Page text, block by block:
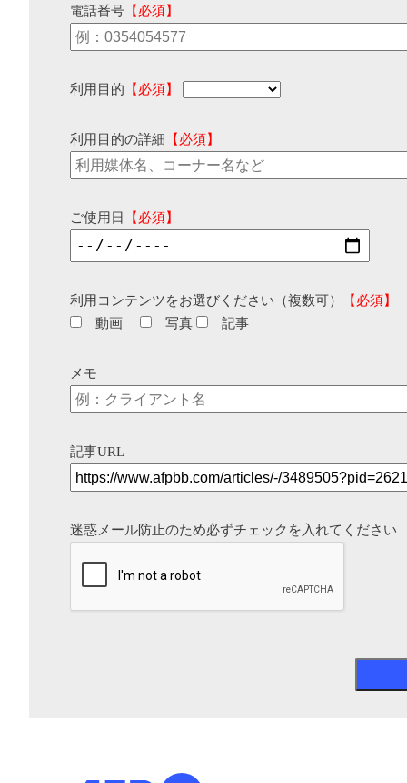
電話番号 【必須】
利用目的 【必須】
利用目的の詳細 【必須】
ご使用日 【必須】
利用コンテンツをお選びください（複数可）
【必須】
動画
写真 記事
メモ
記事URL
迷惑メール防止のため必ずチェックを入れてください